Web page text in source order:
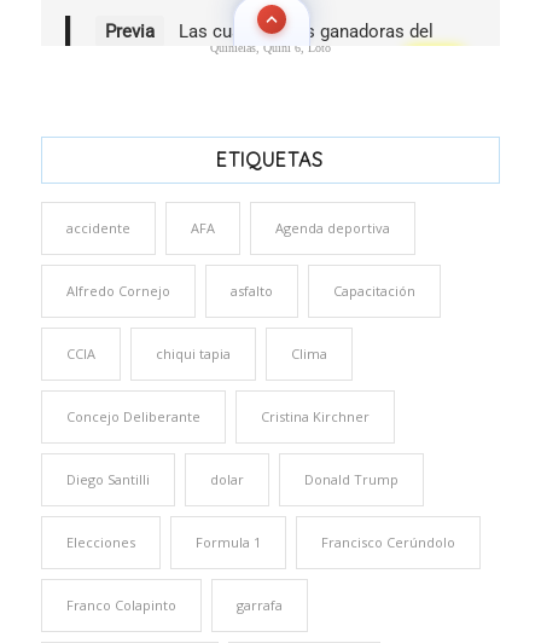
Quinielas, Quini 6, Loto
ETIQUETAS
accidente AFA Agenda deportiva
Alfredo Cornejo asfalto Capacitación
CCIA chiqui tapia Clima
Concejo Deliberante Cristina Kirchner
Diego Santilli dolar Donald Trump
Elecciones Formula 1 Francisco Cerúndolo
Franco Colapinto garrafa